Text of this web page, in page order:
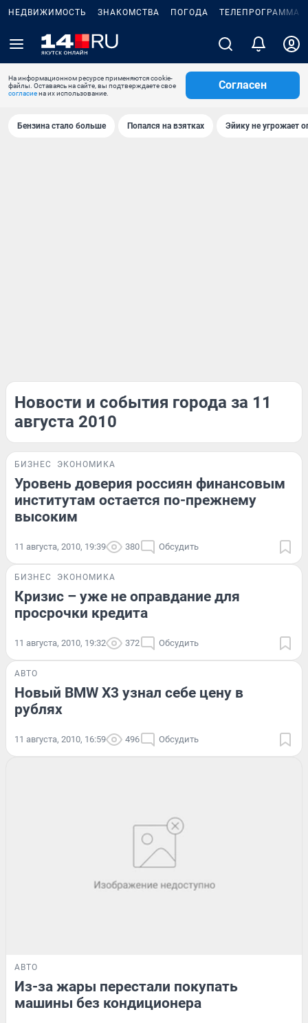
НЕДВИЖИМОСТЬ ЗНАКОМСТВА ПОГОДА ТЕЛЕПРОГРАММА
На информационном ресурсе применяются cookie-
файлы. Оставаясь на сайте, вы подтверждаете свое
согласиена их использование.
Согласен
Бензина стало больше Попался на взятках Эйику не угрожает
Новости и события города за 11
августа 2010
БИЗНЕС ЭКОНОМИКА
Уровень доверия россиян финансовым
институтам остается по-прежнему
высоким
11 августа, 2010, 19:39 380 Обсудить
БИЗНЕС ЭКОНОМИКА
Кризис – уже не оправдание для
просрочки кредита
11 августа, 2010, 19:32 372 Обсудить
АВТО
Новый BMW X3 узнал себе цену в
рублях
11 августа, 2010, 16:59 496 Обсудить
АВТО
Из-за жары перестали покупать
машины без кондиционера